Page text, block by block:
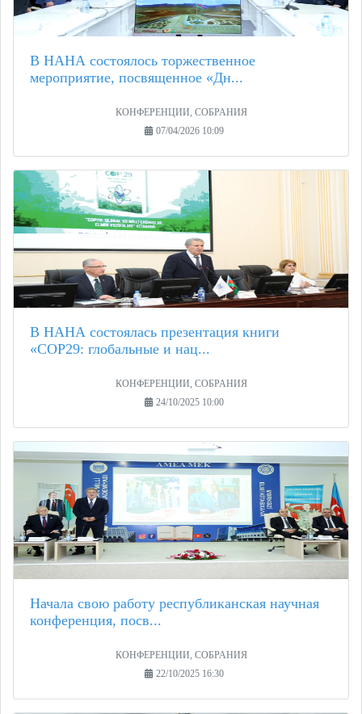
В НАНА состоялось торжественное
мероприятие, посвященное «Дн...
КОНФЕРЕНЦИИ, СОБРАНИЯ
07/04/2026 10:09
В НАНА состоялась презентация книги
«COP29: глобальные и нац...
КОНФЕРЕНЦИИ, СОБРАНИЯ
24/10/2025 10:00
Начала свою работу республиканская научная
конференция, посв...
КОНФЕРЕНЦИИ, СОБРАНИЯ
22/10/2025 16:30